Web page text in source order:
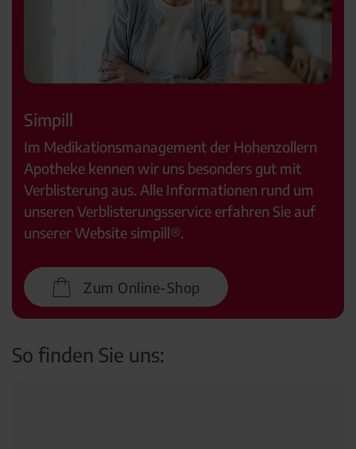
Simpill
Im Medikationsmanagement der Hohenzollern
Apotheke kennen wir uns besonders gut mit
Verblisterung aus. Alle Informationen rund um
unseren Verblisterungsservice erfahren Sie auf
unserer Website simpill®.
Zum Online-Shop
So finden Sie uns: